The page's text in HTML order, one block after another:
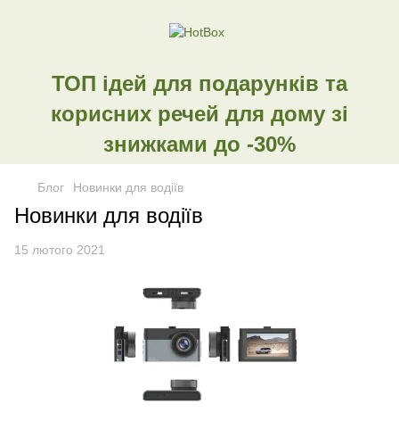
ТОП ідей для подарунків та
корисних речей для дому зі
знижками до -30%
Блог Новинки для водіїв
Новинки для водіїв
15 лютого 2021